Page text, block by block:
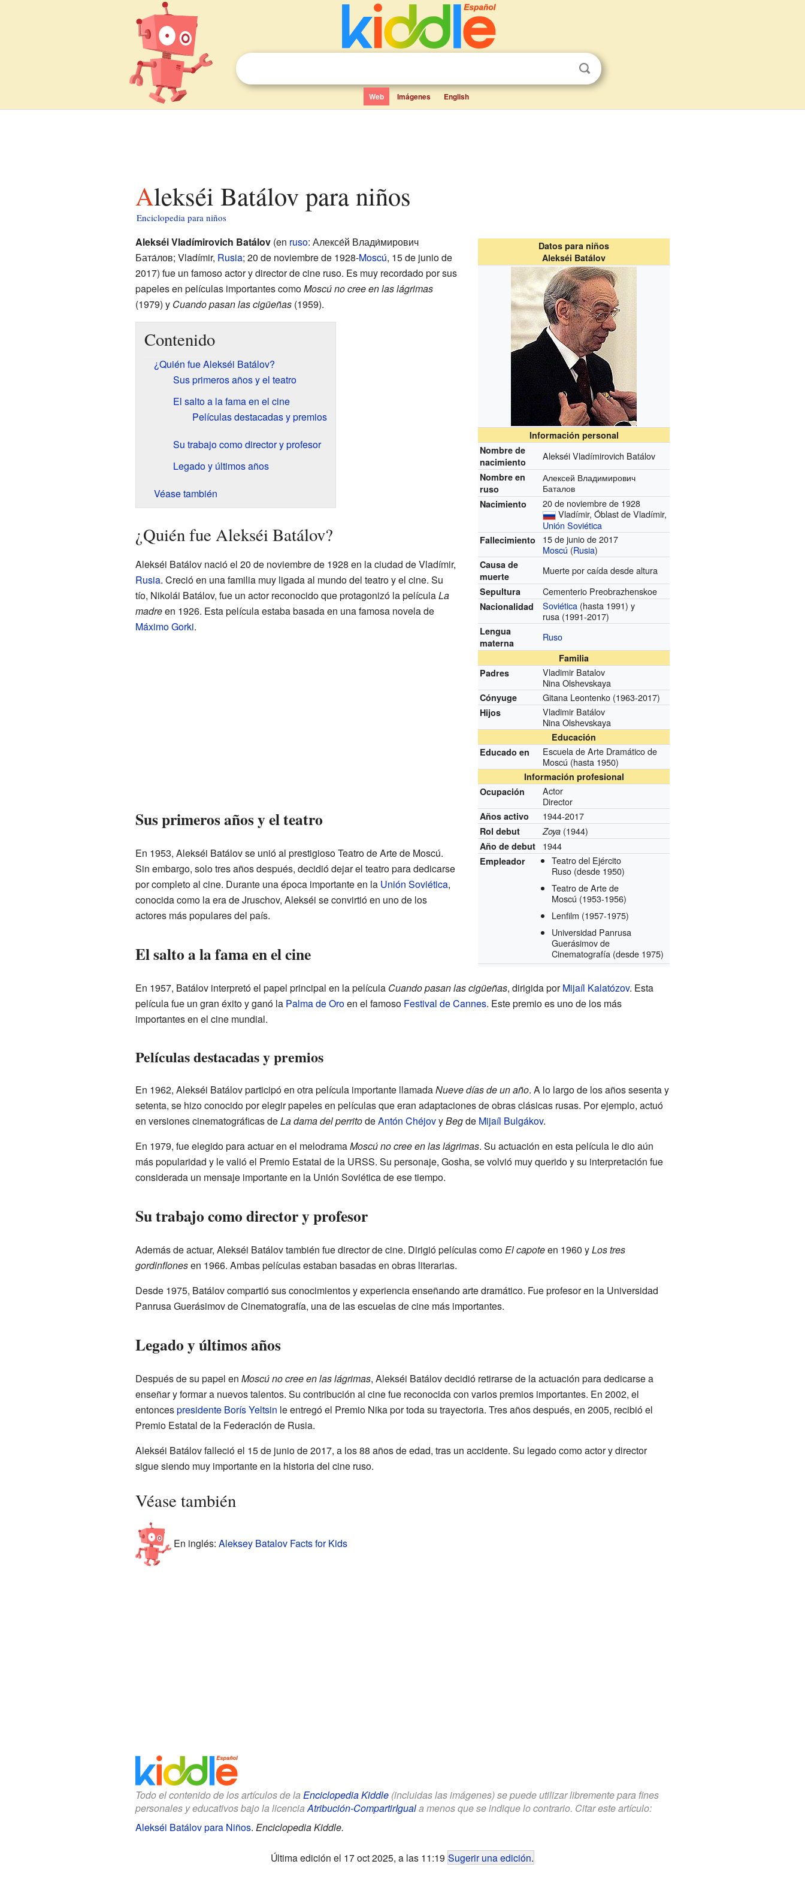
Web Imágenes English
Alekséi Batálov para niños
Enciclopedia para niños
Datos para niños
Alekséi Batálov
Información personal
Nombre de
nacimiento
Alekséi Vladímirovich Batálov
Nombre en
ruso
Алексей Владимирович
Баталов
Nacimiento
20 de noviembre de 1928
Vladímir, Óblast de Vladímir,
Unión Soviética
Fallecimiento
15 de junio de 2017
Moscú (Rusia)
Causa de
muerte
Muerte por caída desde altura
Sepultura Cementerio Preobrazhenskoe
Nacionalidad Soviética (hasta 1991) y
rusa (1991-2017)
Lengua
materna
Ruso
Familia
Padres
Vladimir Batalov
Nina Olshevskaya
Cónyuge Gitana Leontenko (1963-2017)
Hijos
Vladimir Batálov
Nina Olshevskaya
Educación
Educado en
Escuela de Arte Dramático de
Moscú (hasta 1950)
Información profesional
Ocupación
Actor
Director
Años activo 1944-2017
Rol debut Zoya (1944)
Año de debut 1944
Empleador
Teatro del Ejército
Ruso (desde 1950)
Teatro de Arte de
Moscú (1953-1956)
Lenfilm (1957-1975)
Universidad Panrusa
Guerásimov de
Cinematografía (desde 1975)
Alekséi Vladímirovich Batálov(en ruso: Алексе́й Влади́мирович
Бата́лов; Vladímir, Rusia; 20 de noviembre de 1928-Moscú, 15 de junio de
2017) fue un famoso actor y director de cine ruso. Es muy recordado por sus
papeles en películas importantes comoMoscú no cree en las lágrimas
(1979) y Cuando pasan las cigüeñas(1959).
Contenido
¿Quién fue Alekséi Batálov?
Sus primeros años y el teatro
El salto a la fama en el cine
Películas destacadas y premios
Su trabajo como director y profesor
Legado y últimos años
Véase también
¿Quién fue Alekséi Batálov?
Alekséi Batálov nació el 20 de noviembre de 1928 en la ciudad de Vladímir,
Rusia. Creció en una familia muy ligada al mundo del teatro y el cine. Su
tío, Nikolái Batálov, fue un actor reconocido que protagonizó la películaLa
madreen 1926. Esta película estaba basada en una famosa novela de
Máximo Gorki.
Sus primeros años y el teatro
En 1953, Alekséi Batálov se unió al prestigioso Teatro de Arte de Moscú.
Sin embargo, solo tres años después, decidió dejar el teatro para dedicarse
por completo al cine. Durante una época importante en la Unión Soviética,
conocida como la era de Jruschov, Alekséi se convirtió en uno de los
actores más populares del país.
El salto a la fama en el cine
En 1957, Batálov interpretó el papel principal en la película Cuando pasan las cigüeñas, dirigida porMijaíl Kalatózov. Esta
película fue un gran éxito y ganó la Palma de Oroen el famoso Festival de Cannes. Este premio es uno de los más
importantes en el cine mundial.
Películas destacadas y premios
En 1962, Alekséi Batálov participó en otra película importante llamadaNueve días de un año. A lo largo de los años sesenta y
setenta, se hizo conocido por elegir papeles en películas que eran adaptaciones de obras clásicas rusas. Por ejemplo, actuó
en versiones cinematográficas deLa dama del perritodeAntón ChéjovyBegde Mijaíl Bulgákov.
En 1979, fue elegido para actuar en el melodramaMoscú no cree en las lágrimas. Su actuación en esta película le dio aún
más popularidad y le valió el Premio Estatal de la URSS. Su personaje, Gosha, se volvió muy querido y su interpretación fue
considerada un mensaje importante en la Unión Soviética de ese tiempo.
Su trabajo como director y profesor
Además de actuar, Alekséi Batálov también fue director de cine. Dirigió películas comoEl capoteen 1960 yLos tres
gordinflonesen 1966. Ambas películas estaban basadas en obras literarias.
Desde 1975, Batálov compartió sus conocimientos y experiencia enseñando arte dramático. Fue profesor en la Universidad
Panrusa Guerásimov de Cinematografía, una de las escuelas de cine más importantes.
Legado y últimos años
Después de su papel en Moscú no cree en las lágrimas, Alekséi Batálov decidió retirarse de la actuación para dedicarse a
enseñar y formar a nuevos talentos. Su contribución al cine fue reconocida con varios premios importantes. En 2002, el
entoncespresidente Borís Yeltsin le entregó el Premio Nika por toda su trayectoria. Tres años después, en 2005, recibió el
Premio Estatal de la Federación de Rusia.
Alekséi Batálov falleció el 15 de junio de 2017, a los 88 años de edad, tras un accidente. Su legado como actor y director
sigue siendo muy importante en la historia del cine ruso.
Véase también
En inglés: Aleksey Batalov Facts for Kids
Todo el contenido de los artículos de la Enciclopedia Kiddle(incluidas las imágenes) se puede utilizar libremente para fines
personales y educativos bajo la licenciaAtribución-CompartirIguala menos que se indique lo contrario. Citar este artículo:
Alekséi Batálov para Niños. Enciclopedia Kiddle.
Última edición el 17 oct 2025, a las 11:19 Sugerir una edición.